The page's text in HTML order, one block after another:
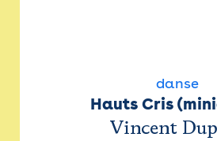
danse
Hauts Cris
Vincent